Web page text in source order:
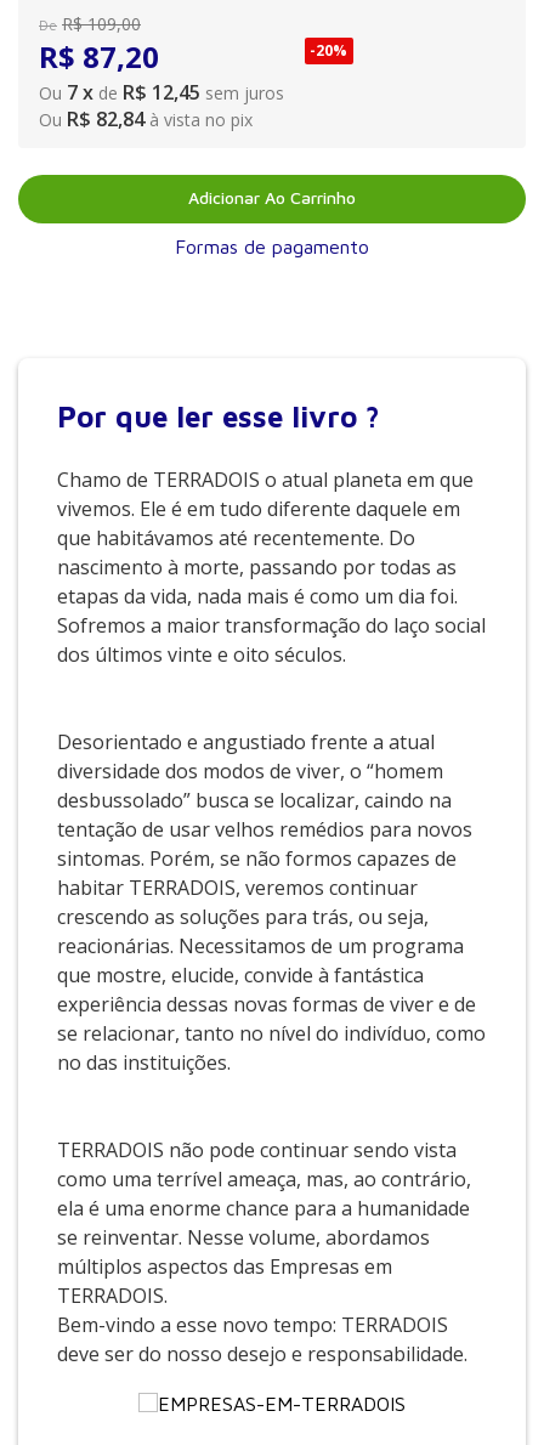
De R$ 109,00
R$ 87,20
Ou 7x de R$ 12,45 sem juros
-20%
Ou R$ 82,84à vista no pix
Adicionar Ao Carrinho
Formas de pagamento
Por que ler esse livro ?
Chamo de TERRADOIS o atual planeta em que
vivemos. Ele é em tudo diferente daquele em
que habitávamos até recentemente. Do
nascimento à morte, passando por todas as
etapas da vida, nada mais é como um dia foi.
Sofremos a maior transformação do laço social
dos últimos vinte e oito séculos.
Desorientado e angustiado frente a atual
diversidade dos modos de viver, o “homem
desbussolado” busca se localizar, caindo na
tentação de usar velhos remédios para novos
sintomas. Porém, se não formos capazes de
habitar TERRADOIS, veremos continuar
crescendo as soluções para trás, ou seja,
reacionárias. Necessitamos de um programa
que mostre, elucide, convide à fantástica
experiência dessas novas formas de viver e de
se relacionar, tanto no nível do indivíduo, como
no das instituições.
TERRADOIS não pode continuar sendo vista
como uma terrível ameaça, mas, ao contrário,
ela é uma enorme chance para a humanidade
se reinventar. Nesse volume, abordamos
múltiplos aspectos das Empresas em
TERRADOIS.
Bem-vindo a esse novo tempo: TERRADOIS
deve ser do nosso desejo e responsabilidade.